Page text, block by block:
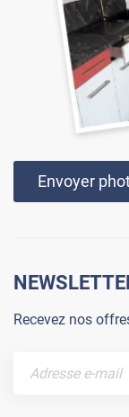
Envoyer
Recevez nos